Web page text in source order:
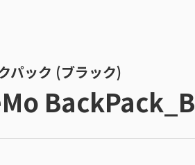
パック (ブラック)
BackPack_B